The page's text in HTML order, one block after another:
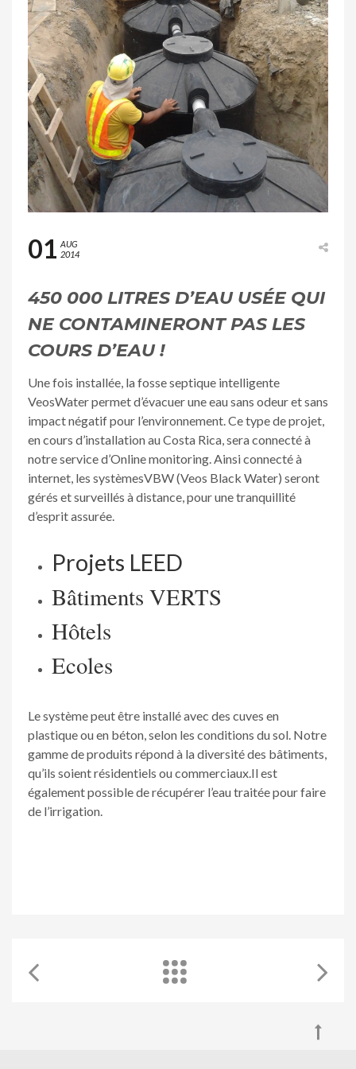
01 AUG
2014
450 000 LITRES D’EAU USÉE QUI
NE CONTAMINERONT PAS LES
COURS D’EAU !
Une fois installée, la fosse septique intelligente
VeosWater permet d’évacuer une eau sans odeur et sans
impact négatif pour l’environnement. Ce type de projet,
en cours d’installation au Costa Rica, sera connecté à
notre service d’Online monitoring. Ainsi connecté à
internet, les systèmesVBW (Veos Black Water) seront
gérés et surveillés à distance, pour une tranquillité
d’esprit assurée.
Projets LEED
Bâtiments VERTS
Hôtels
Ecoles
Le système peut être installé avec des cuves en
plastique ou en béton, selon les conditions du sol. Notre
gamme de produits répond à la diversité des bâtiments,
qu’ils soient résidentiels ou commerciaux.Il est
également possible de récupérer l’eau traitée pour faire
de l’irrigation.